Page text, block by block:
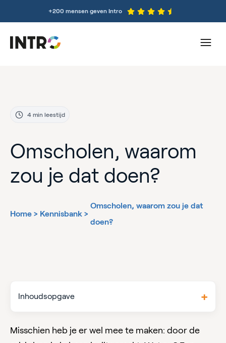
+200 mensen geven Intro
4 min leestijd
Omscholen, waarom
zou je dat doen?
Home > Kennisbank >
Omscholen, waarom zou je dat
doen?
Misschien heb je er wel mee te maken: door de
Inhoudsopgave